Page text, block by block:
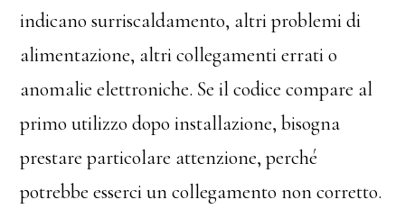
indicano surriscaldamento, altri problemi di
alimentazione, altri collegamenti errati o
anomalie elettroniche. Se il codice compare al
primo utilizzo dopo installazione, bisogna
prestare particolare attenzione, perché
potrebbe esserci un collegamento non corretto.